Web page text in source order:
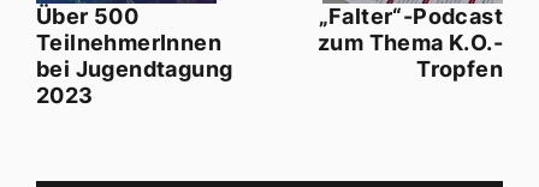
Über 500
TeilnehmerInnen
bei Jugendtagung
2023
„Falter“-Podcast
zum Thema K.O.-
Tropfen